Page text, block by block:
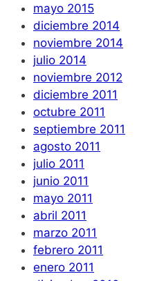
mayo 2015
diciembre 2014
noviembre 2014
julio 2014
noviembre 2012
diciembre 2011
octubre 2011
septiembre 2011
agosto 2011
julio 2011
junio 2011
mayo 2011
abril 2011
marzo 2011
febrero 2011
enero 2011